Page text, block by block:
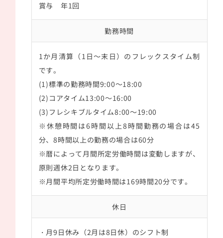
賞与 年1回
勤務時間
1か月清算（1日～末日）のフレックスタイム制
です。
(1)標準の勤務時間9:00～18:00
(2)コアタイム13:00～16:00
(3)フレシキブルタイム8:00～19:00
※休憩時間は6時間以上8時間勤務の場合は45
分、8時間以上の勤務の場合は60分
※暦によって月間所定労働時間は変動しますが、
原則週休2日となります。
※月間平均所定労働時間は169時間20分です。
休日
・月9日休み（2月は8日休）のシフト制